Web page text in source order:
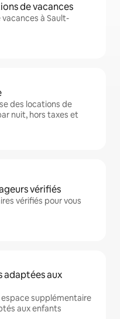
de vacances
à Sault-
des locations de
nuit, hors taxes et
vérifiés
vérifiés pour vous
adaptées aux
supplémentaire
aux enfants